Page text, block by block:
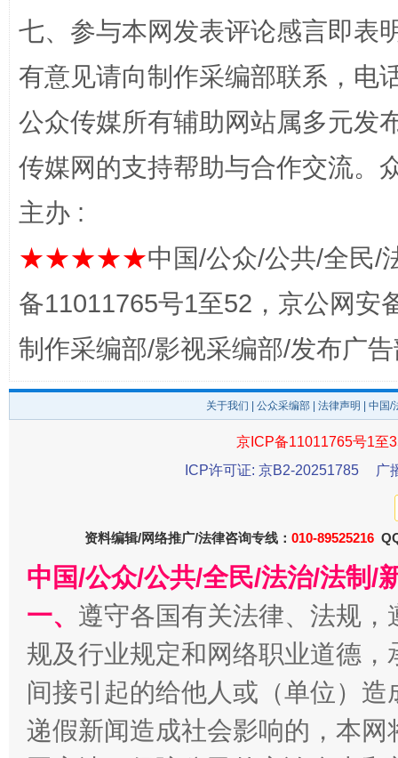
完善运行机制助力责任有效落实 一纸欠
东山县通报“牛蛙产品抗生素超标问题” 法
千年窑火 生生不息
七、参与本网发表评论感言即表
有意见请向制作采编部联系，电
公众传媒所有辅助网站属多元发
传媒网的支持帮助与合作交流。
主办 :
★★★★★中国/公众/公共/全民/
备11011765号1至52，京公网安
制作采编部/影视采编部/发布广
关于我们 公众采编部 法律声明 | 中国
京ICP备11011765号1至
ICP许可证: 京B2-20251785
广
资料编辑/网络推广/法律咨询专线： 010-89525216
中国/公众/公共/全民/法治/法制/
一、 遵守各国有关法律、法规
规及行业规定和网络职业道德
间接引起的给他人或（单位）
递假新闻造成社会影响的，本